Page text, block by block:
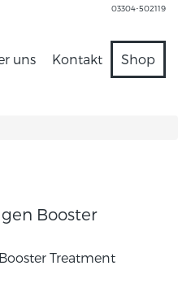
03304-502119
uns Kontakt Shop
Booster
Treatment